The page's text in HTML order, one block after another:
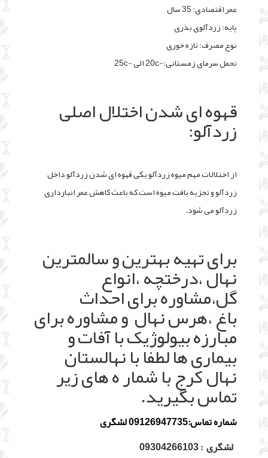
عمر اقتصادی: 35 سال
پایه: زردآلوی بذری
نوع مصرف: تازه خوری
تحمل سرمای زمستانی:-20c الی -25c
قهوه ای شدن اختلال اصلی
زردآلو:
از اختلالات مهم میوه زردآلو یکی قهوه ای شدن زردآلو داخل
زردآلو و تجزیه بافت میوه است که باعث کاهش عمر انبارداری
زردآلو می شود.
برای تهیه بهترین و سالمترین
نهال ،درختچه ،انواع
گل،مشاوره برای احداث
باغ ،هرس نهال و مشاوره برای
مبارزه بیولوژیک با آفات و
بیماری ها لطفا با نهالستان
نهال کرج با شمار ه های زیر
تماس بگیرید.
شماره تماس:09126947735 لشگری
لشگری : 09304266103